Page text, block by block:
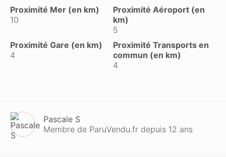
Proximité Mer (en km)
10
Proximité Aéroport (en
km)
5
Proximité Gare (en km)
4
Proximité Transports en
commun (en km)
4
Pascale S
Membre de ParuVendu.fr depuis 12 ans